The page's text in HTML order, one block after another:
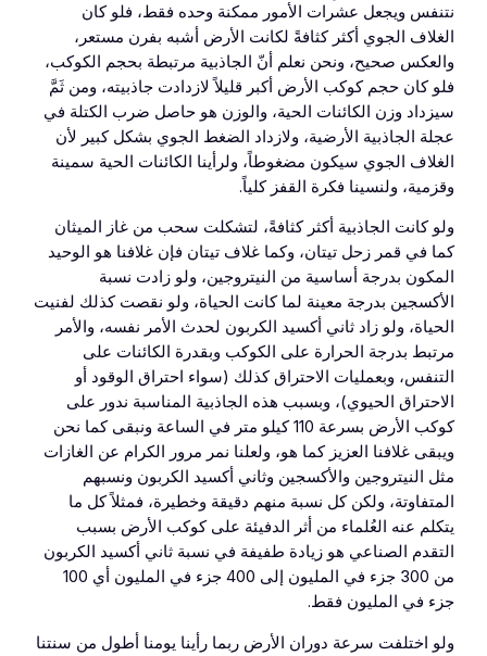
نتنفس ويجعل عشرات الأمور ممكنة وحده فقط، فلو كان
الغلاف الجوي أكثر كثافةً لكانت الأرض أشبه بفرن مستعر،
والعكس صحيح، ونحن نعلم أنّ الجاذبية مرتبطة بحجم الكوكب،
فلو كان حجم كوكب الأرض أكبر قليلاً لازدادت جاذبيته، ومن ثَمَّ
سيزداد وزن الكائنات الحية، والوزن هو حاصل ضرب الكتلة في
عجلة الجاذبية الأرضية، ولازداد الضغط الجوي بشكل كبير لأن
الغلاف الجوي سيكون مضغوطاً، ولرأينا الكائنات الحية سمينة
وقزمية، ولنسينا فكرة القفز كلياً.
ولو كانت الجاذبية أكثر كثافةً، لتشكلت سحب من غاز الميثان
كما في قمر زحل تيتان، وكما غلاف تيتان فإن غلافنا هو الوحيد
المكون بدرجة أساسية من النيتروجين، ولو زادت نسبة
الأكسجين بدرجة معينة لما كانت الحياة، ولو نقصت كذلك لفنيت
الحياة، ولو زاد ثاني أكسيد الكربون لحدث الأمر نفسه، والأمر
مرتبط بدرجة الحرارة على الكوكب وبقدرة الكائنات على
التنفس، وبعمليات الاحتراق كذلك (سواء احتراق الوقود أو
الاحتراق الحيوي)، وبسبب هذه الجاذبية المناسبة ندور على
كوكب الأرض بسرعة 110 كيلو متر في الساعة ونبقى كما نحن
ويبقى غلافنا العزيز كما هو، ولعلنا نمر مرور الكرام عن الغازات
مثل النيتروجين والأكسجين وثاني أكسيد الكربون ونسبهم
المتفاوتة، ولكن كل نسبة منهم دقيقة وخطيرة، فمثلاً كل ما
يتكلم عنه العُلماء من أثر الدفيئة على كوكب الأرض بسبب
التقدم الصناعي هو زيادة طفيفة في نسبة ثاني أكسيد الكربون
من 300 جزء في المليون إلى 400 جزء في المليون أي 100
جزء في المليون فقط.
ولو اختلفت سرعة دوران الأرض ربما رأينا يومنا أطول من سنتنا